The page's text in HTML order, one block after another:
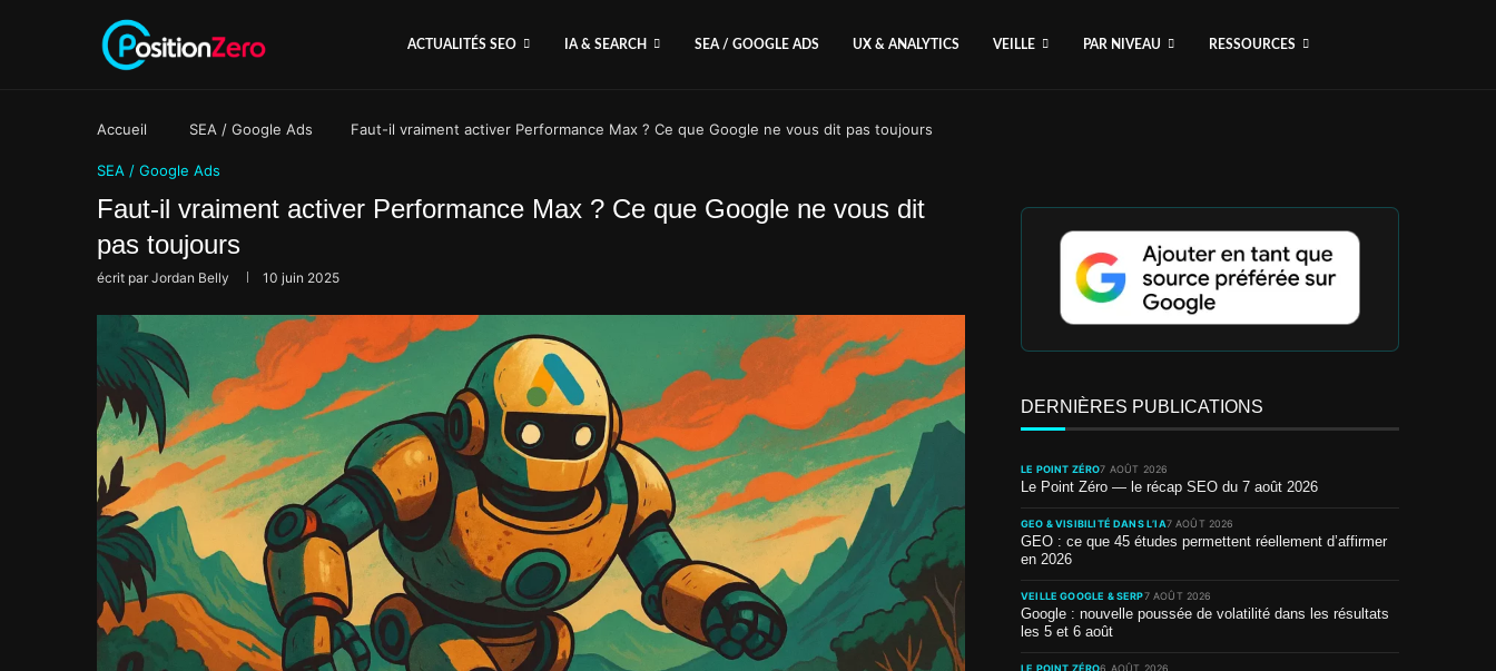
ACTUALITÉS SEO IA & SEARCH SEA / GOOGLE ADS UX & ANALYTICS VEILLE PAR NIVEAU RESSOURCES
Accueil SEA / Google Ads Faut-il vraiment activer Performance Max ? Ce que Google ne vous dit pas toujours
SEA / Google Ads
Faut-il vraiment activer Performance Max ? Ce que Google ne vous dit
pas toujours
écrit parJordan Belly 10 juin 2025
DERNIÈRES PUBLICATIONS
LE POINT ZÉRO7 AOÛT 2026
Le Point Zéro — le récap SEO du 7 août 2026
GEO & VISIBILITÉ DANS L’IA7 AOÛT 2026
GEO : ce que 45 études permettent réellement d’affirmer
en 2026
VEILLE GOOGLE & SERP7 AOÛT 2026
Google : nouvelle poussée de volatilité dans les résultats
les 5 et 6 août
LE POINT ZÉRO6 AOÛT 2026